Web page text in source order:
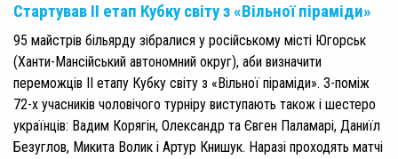
Стартував ІІ етап Кубку світу з «Вільної піраміди»
95 майстрів більярду зібралися у російському місті Югорськ
(Ханти-Мансійський автономний округ), аби визначити
переможців ІІ етапу Кубку світу з «Вільної піраміди». З-поміж
72-х учасників чоловічого турніру виступають також і шестеро
українців: Вадим Корягін, Олександр та Євген Паламарі, Даниїл
Безуглов, Микита Волик і Артур Книшук. Наразі проходять матчі